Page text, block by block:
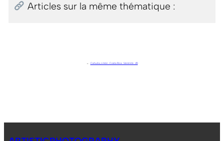
Articles sur la même thématique :
← Cahuita, Limón . Costa Rica . Sérénité . J15